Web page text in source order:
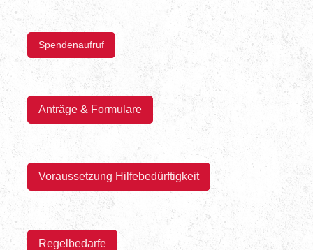
Spendenaufruf
Anträge & Formulare
Voraussetzung Hilfebedürftigkeit
Regelbedarfe